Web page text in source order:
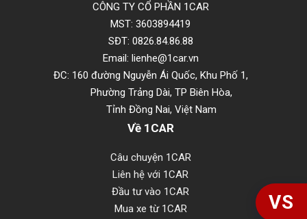
CÔNG TY CỔ PHẦN 1CAR
MST: 3603894419
SĐT: 0826.84.86.88
Email: lienhe@1car.vn
ĐC: 160 đường Nguyễn Ái Quốc, Khu Phố 1,
Phường Trảng Dài, TP Biên Hòa,
Tỉnh Đồng Nai, Việt Nam
Về 1CAR
Câu chuyện 1CAR
Liên hệ với 1CAR
Đầu tư vào 1CAR
Mua xe từ 1CAR
VS